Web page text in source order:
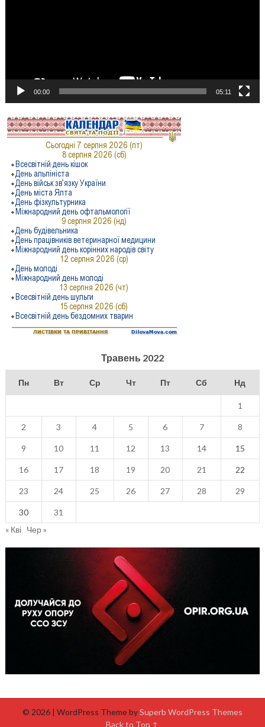
00:00 05:11
Травень 2022
Пн Вт Ср Чт Пт Сб Нд
1
2 3 4 5 6 7 8
9 10 11 12 13 14 15
16 17 18 19 20 21 22
23 24 25 26 27 28 29
30
31
« Кві Чер »
© 2026 | WordPress Theme bySuperb WordPress Themes
Back to Top ↑